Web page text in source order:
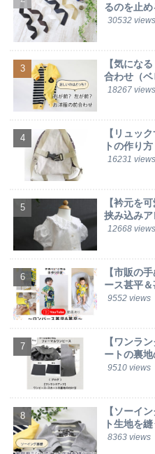
るのを止
30532 views
【気にな
合わせ（ベ
18267 views
【リュッ
トの作り方
16231 views
【衿元を
挟み込み
12668 views
【市販の
ース甚平
9552 views
【ワンラ
ートの裏
9510 views
【ソーイ
ト生地を
8363 views